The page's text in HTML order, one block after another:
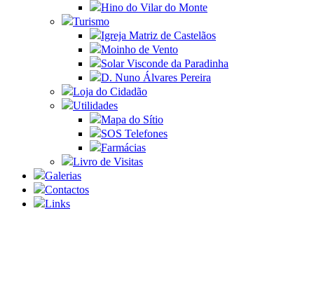
Hino do Vilar do Monte
Turismo
Igreja Matriz de Castelãos
Moinho de Vento
Solar Visconde da Paradinha
D. Nuno Álvares Pereira
Loja do Cidadão
Utilidades
Mapa do Sítio
SOS Telefones
Farmácias
Livro de Visitas
Galerias
Contactos
Links